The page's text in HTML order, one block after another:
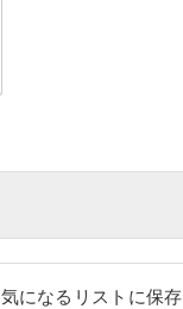
気になるリストに保存